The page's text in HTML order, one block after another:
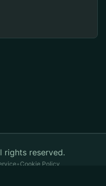
rights reserved.
•Cookie Policy